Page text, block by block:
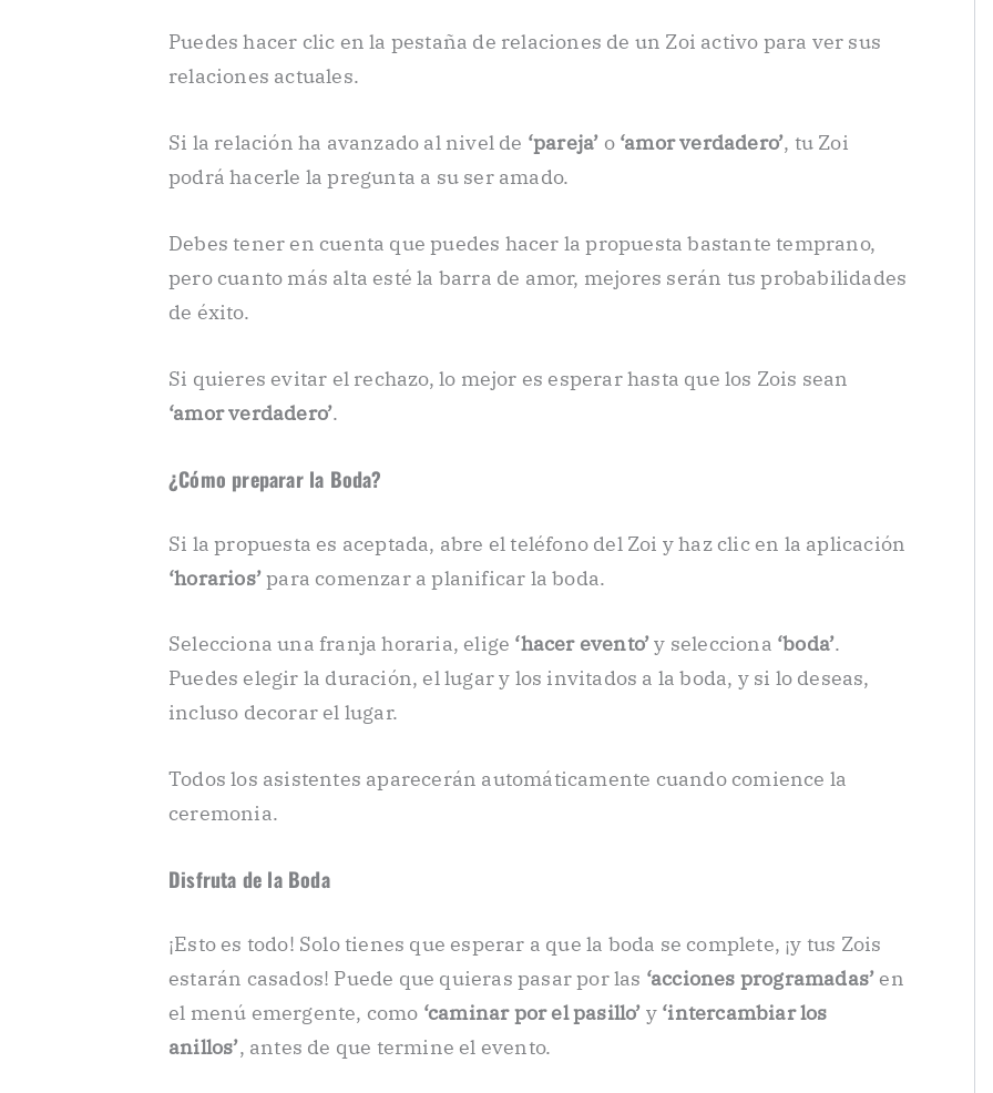
Puedes hacer clic en la pestaña de relaciones de un Zoi activo para ver sus
relaciones actuales.
Si la relación ha avanzado al nivel de ‘pareja’ o ‘amor verdadero’, tu Zoi
podrá hacerle la pregunta a su ser amado.
Debes tener en cuenta que puedes hacer la propuesta bastante temprano,
pero cuanto más alta esté la barra de amor, mejores serán tus probabilidades
de éxito.
Si quieres evitar el rechazo, lo mejor es esperar hasta que los Zois sean
‘amor verdadero’.
¿Cómo preparar la Boda?
Si la propuesta es aceptada, abre el teléfono del Zoi y haz clic en la aplicación
‘horarios’para comenzar a planificar la boda.
Selecciona una franja horaria, elige ‘hacer evento’y selecciona ‘boda’.
Puedes elegir la duración, el lugar y los invitados a la boda, y si lo deseas,
incluso decorar el lugar.
Todos los asistentes aparecerán automáticamente cuando comience la
ceremonia.
Disfruta de la Boda
¡Esto es todo! Solo tienes que esperar a que la boda se complete, ¡y tus Zois
estarán casados! Puede que quieras pasar por las ‘acciones programadas’ en
el menú emergente, como ‘caminar por el pasillo’ y ‘intercambiar los
anillos’, antes de que termine el evento.